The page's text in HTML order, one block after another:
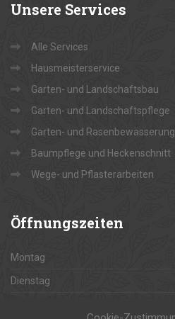
Unsere Services
Alle Services
Hausmeisterservice
Garten- und Landschaftsbau
Garten- und Landschaftspflege
Garten- und Rasenbewässerung
Baumpflege und Heckenschnitt
Wege- und Pflasterarbeiten
Öffnungszeiten
Montag
Dienstag